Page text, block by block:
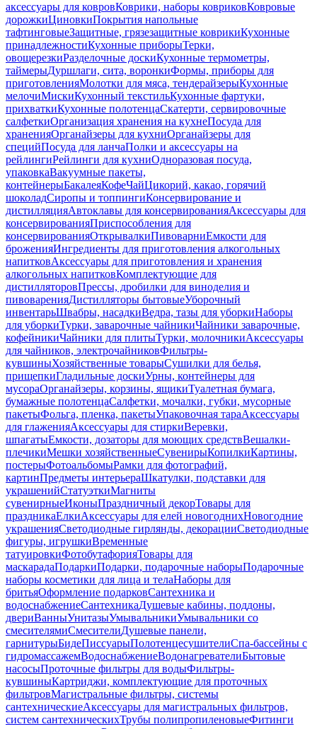
аксессуары для ковровКоврики, наборы ковриковКовровые
дорожкиЦиновкиПокрытия напольные
тафтинговыеЗащитные, грязезащитные коврикиКухонные
принадлежностиКухонные приборыТерки,
овощерезкиРазделочные доскиКухонные термометры,
таймерыДуршлаги, сита, воронкиФормы, приборы для
приготовленияМолотки для мяса, тендерайзерыКухонные
мелочиМискиКухонный текстильКухонные фартуки,
прихваткиКухонные полотенцаСкатерти, сервировочные
салфеткиОрганизация хранения на кухнеПосуда для
храненияОрганайзеры для кухниОрганайзеры для
специйПосуда для ланчаПолки и аксессуары на
рейлингиРейлинги для кухниОдноразовая посуда,
упаковкаВакуумные пакеты,
контейнерыБакалеяКофеЧайЦикорий, какао, горячий
шоколадСиропы и топпингиКонсервирование и
дистилляцияАвтоклавы для консервированияАксессуары для
консервированияПриспособления для
консервированияОткрывалкиПивоварниЕмкости для
броженияИнгредиенты для приготовления алкогольных
напитковАксессуары для приготовления и хранения
алкогольных напитковКомплектующие для
дистилляторовПрессы, дробилки для виноделия и
пивоваренияДистилляторы бытовыеУборочный
инвентарьШвабры, насадкиВедра, тазы для уборкиНаборы
для уборкиТурки, заварочные чайникиЧайники заварочные,
кофейникиЧайники для плитыТурки, молочникиАксессуары
для чайников, электрочайниковФильтры-
кувшиныХозяйственные товарыСушилки для белья,
прищепкиГладильные доскиУрны, контейнеры для
мусораОрганайзеры, корзины, ящикиТуалетная бумага,
бумажные полотенцаСалфетки, мочалки, губки, мусорные
пакетыФольга, пленка, пакетыУпаковочная тараАксессуары
для глаженияАксессуары для стиркиВеревки,
шпагатыЕмкости, дозаторы для моющих средствВешалки-
плечикиМешки хозяйственныеСувенирыКопилкиКартины,
постерыФотоальбомыРамки для фотографий,
картинПредметы интерьераШкатулки, подставки для
украшенийСтатуэткиМагниты
сувенирныеИконыПраздничный декорТовары для
праздникаЕлкиАксессуары для елей новогоднихНовогодние
украшенияСветодиодные гирлянды, декорацииСветодиодные
фигуры, игрушкиВременные
татуировкиФотобутафорияТовары для
маскарадаПодаркиПодарки, подарочные наборыПодарочные
наборы косметики для лица и телаНаборы для
бритьяОформление подарковСантехника и
водоснабжениеСантехникаДушевые кабины, поддоны,
двериВанныУнитазыУмывальникиУмывальники со
смесителямиСмесителиДушевые панели,
гарнитурыБидеПиссуарыПолотенцесушителиСпа-бассейны с
гидромассажемВодоснабжениеВодонагревателиБытовые
насосыПроточные фильтры для водыФильтры-
кувшиныКартриджи, комплектующие для проточных
фильтровМагистральные фильтры, системы
сантехническиеАксессуары для магистральных фильтров,
систем сантехническихТрубы полипропиленовыеФитинги